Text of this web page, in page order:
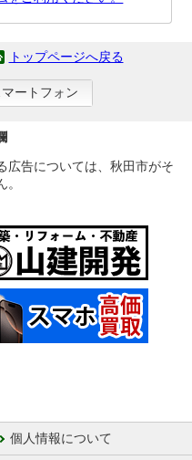
トップページへ戻る
マートフォン
広告については、秋田市がそ
個人情報について